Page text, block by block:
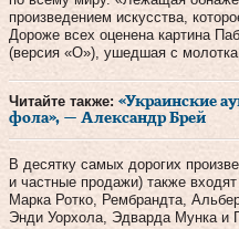
произведением искусства,
Дороже всех оценена картина
(версия «О»), ушедшая с
Читайте также: «Украинские
фола», — Александр Брей
В десятку самых дорогих
и частные продажи) также
Марка Ротко, Рембрандта,
Энди Уорхола, Эдварда Мунка и